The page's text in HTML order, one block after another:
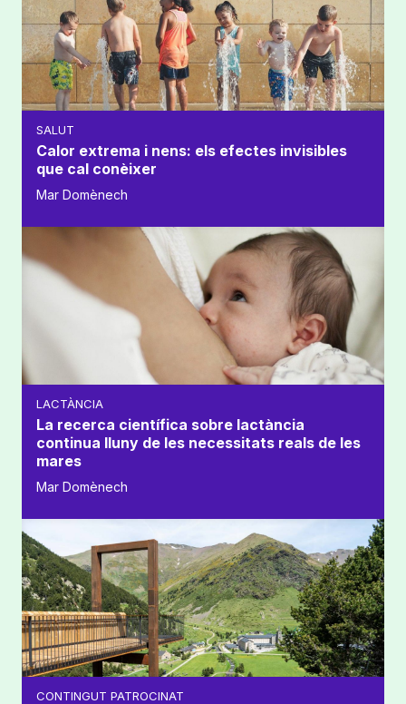
SALUT
Calor extrema i nens: els efectes invisibles
que cal conèixer
Mar Domènech
LACTÀNCIA
La recerca científica sobre lactància
continua lluny de les necessitats reals de les
mares
Mar Domènech
CONTINGUT PATROCINAT